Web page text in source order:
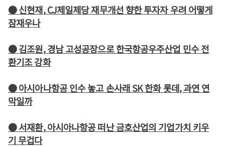
● 신현재, CJ제일제당 재무개선 향한 투자자 우려 어떻게
잠재우나
● 김조원, 경남 고성공장으로 한국항공우주산업 민수 전
환기조 강화
● 아시아나항공 인수 놓고 손사래 SK 한화 롯데, 과연 연
막일까
● 서재환, 아시아나항공 떠난 금호산업의 기업가치 키우
기 무겁다